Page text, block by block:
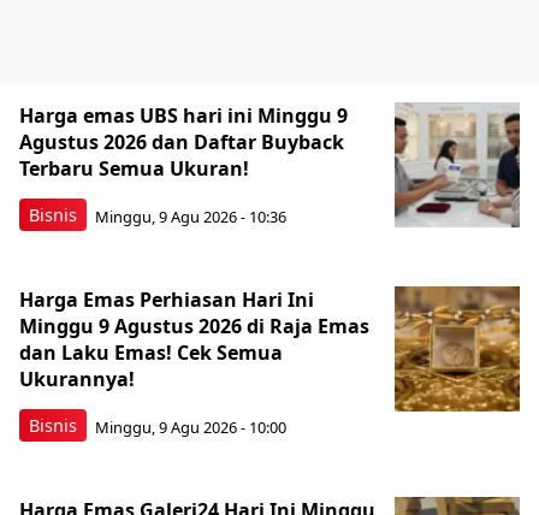
Bisnis
Harga emas UBS hari ini Minggu 9
Agustus 2026 dan Daftar Buyback
Terbaru Semua Ukuran!
Minggu, 9 Agu 2026 - 10:36
Bisnis
Harga Emas Perhiasan Hari Ini
Minggu 9 Agustus 2026 di Raja Emas
dan Laku Emas! Cek Semua
Ukurannya!
Minggu, 9 Agu 2026 - 10:00